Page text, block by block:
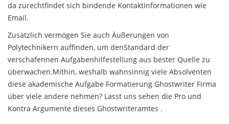
da zurechtfindet sich bindende Kontaktinformationen wie
Email.
Zusätzlich vermögen Sie auch Äußerungen von
Polytechnikern auffinden, um denStandard der
verschafennen Aufgabenhilfestellung aus bester Quelle zu
überwachen.Mithin, weshalb wahnsinnig viele Absolventen
diese akademische Aufgabe Formatierung Ghostwriter Firma
über viele andere nehmen? Lasst uns sehen die Pro und
Kontra Argumente dieses Ghostwriteramtes .